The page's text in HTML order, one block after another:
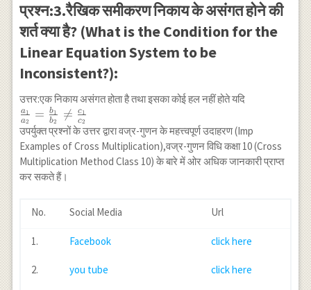
{b_2}=\frac{c_1}
{c_2}
प्रश्न:3.रैखिक समीकरण निकाय के असंगत होने की
शर्त क्या है? (What is the Condition for the
Linear Equation System to be
Inconsistent?):
उत्तर:एक निकाय असंगत होता है तथा इसका कोई हल नहीं होते यदि
\frac{a_1}
{a_2}=\frac{b_1}
{b_2}\neq
\frac{c_1}{c_2}
a2
a1 = b2
b1 
= c2
c1
उपर्युक्त प्रश्नों के उत्तर द्वारा वज्र-गुणन के महत्त्वपूर्ण उदाहरण (Imp
Examples of Cross Multiplication),वज्र-गुणन विधि कक्षा 10 (Cross
Multiplication Method Class 10) के बारे में ओर अधिक जानकारी प्राप्त
कर सकते हैं।
No. Social Media Url
1. Facebook click here
2. you tube click here